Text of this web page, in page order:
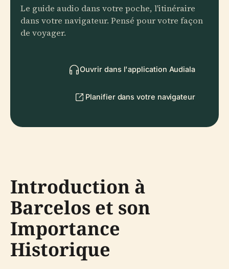
Le guide audio dans votre poche, l'itinéraire
dans votre navigateur. Pensé pour votre façon
de voyager.
Ouvrir dans l'application Audiala
Planifier dans votre navigateur
Introduction à
Barcelos et son
Importance
Historique